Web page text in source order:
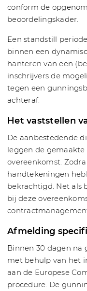
conform de
beoordelingskader.
Een standstill
binnen een
hanteren van een
inschrijvers de
tegen een
achteraf.
Het vaststellen
De aanbestedende
leggen de gemaakte
overeenkomst.
handtekeningen
bekrachtigd. Net als
bij deze
Afmelding
Binnen 30 dagen na
met behulp van het
aan de Europese
procedure. De